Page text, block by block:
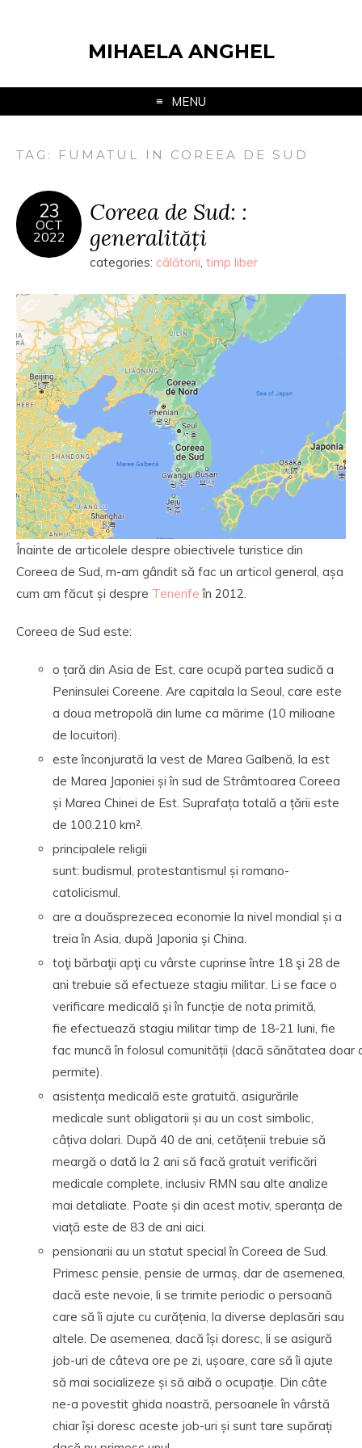
MIHAELA ANGHEL
MENU
TAG: FUMATUL IN COREEA DE SUD
23
OCT
2022
Coreea de Sud: :
generalități
categories: călătorii, timp liber
Înainte de articolele despre obiectivele turistice din
Coreea de Sud, m-am gândit să fac un articol general, așa
cum am făcut și despre Tenerife în 2012.
Coreea de Sud este:
o țară din Asia de Est, care ocupă partea sudică a
Peninsulei Coreene. Are capitala la Seoul, care este
a doua metropolă din lume ca mărime (10 milioane
de locuitori).
este înconjurată la vest de Marea Galbenă, la est
de Marea Japoniei și în sud de Strâmtoarea Coreea
și Marea Chinei de Est. Suprafața totală a țării este
de 100.210 km².
principalele religii
sunt: budismul, protestantismul și romano-
catolicismul.
are a douăsprezecea economie la nivel mondial și a
treia în Asia, după Japonia și China.
toţi bărbaţii apţi cu vârste cuprinse între 18 şi 28 de
ani trebuie să efectueze stagiu militar. Li se face o
verificare medicală și în funcție de nota primită,
fie efectuează stagiu militar timp de 18-21 luni, fie
fac muncă în folosul comunității (dacă sănătatea doar
permite).
asistența medicală este gratuită, asigurările
medicale sunt obligatorii și au un cost simbolic,
câțiva dolari. După 40 de ani, cetățenii trebuie să
meargă o dată la 2 ani să facă gratuit verificări
medicale complete, inclusiv RMN sau alte analize
mai detaliate. Poate și din acest motiv, speranța de
viață este de 83 de ani aici.
pensionarii au un statut special în Coreea de Sud.
Primesc pensie, pensie de urmaș, dar de asemenea,
dacă este nevoie, li se trimite periodic o persoană
care să îi ajute cu curățenia, la diverse deplasări sau
altele. De asemenea, dacă își doresc, li se asigură
job-uri de câteva ore pe zi, ușoare, care să îi ajute
să mai socializeze și să aibă o ocupație. Din câte
ne-a povestit ghida noastră, persoanele în vârstă
chiar își doresc aceste job-uri și sunt tare supărați